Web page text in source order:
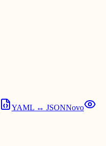
YAML ↔ JSONNovo